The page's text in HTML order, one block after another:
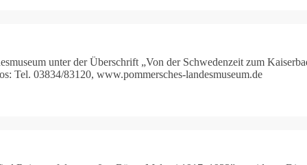
unter der Über­schrift „Von der Schwe­den­zeit zum
Tel. 03834/83120, www​.pom​mer​sches​-lan​des​mu​se​um​.de